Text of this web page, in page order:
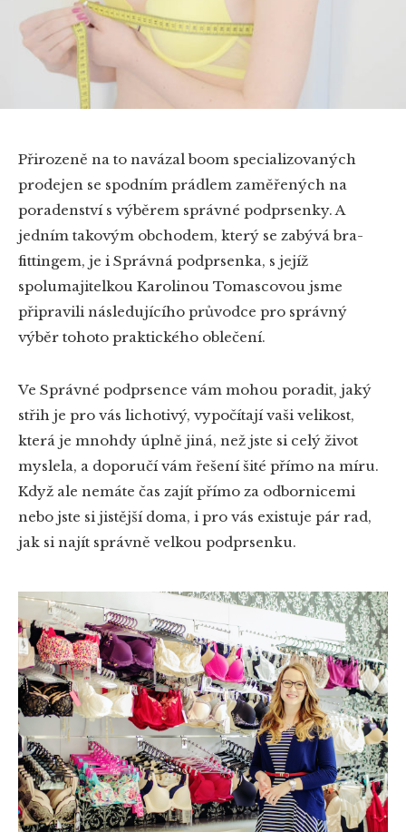
Přirozeně na to navázal boom specializovaných
prodejen se spodním prádlem zaměřených na
poradenství s výběrem správné podprsenky. A
jedním takovým obchodem, který se zabývá bra-
fittingem, je i Správná podprsenka, s jejíž
spolumajitelkou Karolinou Tomascovou jsme
připravili následujícího průvodce pro správný
výběr tohoto praktického oblečení.
Ve Správné podprsence vám mohou poradit, jaký
střih je pro vás lichotivý, vypočítají vaši velikost,
která je mnohdy úplně jiná, než jste si celý život
myslela, a doporučí vám řešení šité přímo na míru.
Když ale nemáte čas zajít přímo za odbornicemi
nebo jste si jistější doma, i pro vás existuje pár rad,
jak si najít správně velkou podprsenku.